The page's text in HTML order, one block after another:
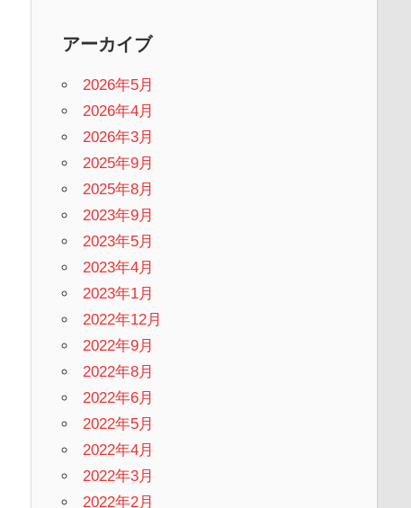
アーカイブ
2026年5月
2026年4月
2026年3月
2025年9月
2025年8月
2023年9月
2023年5月
2023年4月
2023年1月
2022年12月
2022年9月
2022年8月
2022年6月
2022年5月
2022年4月
2022年3月
2022年2月